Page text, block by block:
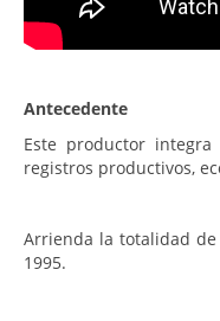
Antecedente
Este productor
registros productivos,
Arrienda la totalidad
1995.